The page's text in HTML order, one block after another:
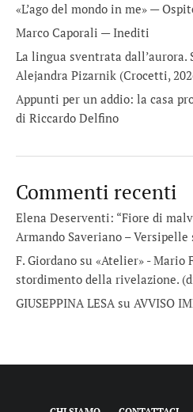
«L’ago del mondo in me» —
Marco Caporali — Inediti
La lingua sventrata dall’aurora.
Alejandra Pizarnik (Crocetti,
Appunti per un addio: la casa
di Riccardo Delfino
Commenti recenti
Elena Deserventi: “Fiore di
Armando Saveriano – Versipelle
F. Giordano su «Atelier» - Mario
stordimento della rivelazione.
GIUSEPPINA LESAsu AVVISO